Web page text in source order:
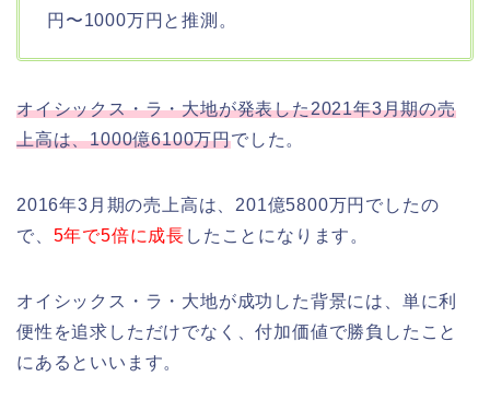
円〜1000万円と推測。
オイシックス・ラ・大地が発表した2021年3月期の売
上高は、1000億6100万円でした。
2016年3月期の売上高は、201億5800万円でしたの
で、 5年で5倍に成長 したことになります。
オイシックス・ラ・大地が成功した背景には、単に利
便性を追求しただけでなく、付加価値で勝負したこと
にあるといいます。